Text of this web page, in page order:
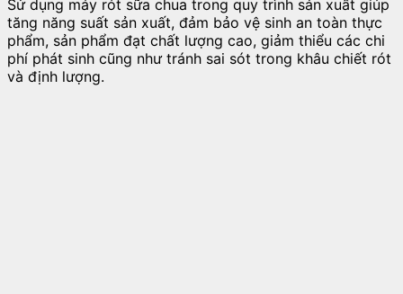
Sử dụng máy rót sữa chua trong quy trình sản xuất giúp
tăng năng suất sản xuất, đảm bảo vệ sinh an toàn thực
phẩm, sản phẩm đạt chất lượng cao, giảm thiểu các chi
phí phát sinh cũng như tránh sai sót trong khâu chiết rót
và định lượng.